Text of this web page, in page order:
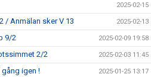
2025-02-15
/ Anmälan sker V 13 2025-02-13
9/2 2025-02-09 19:58
2/2 2025-02-03 11:45
igen ! 2025-01-25 13:17